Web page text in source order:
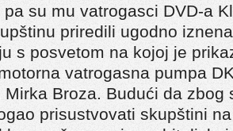
pa su mu vatrogasci DVD-a
priredili ugodno
s posvetom na kojoj je
vatrogasna pumpa
Mirka Broza. Budući da zbog
prisustvovati skupštini